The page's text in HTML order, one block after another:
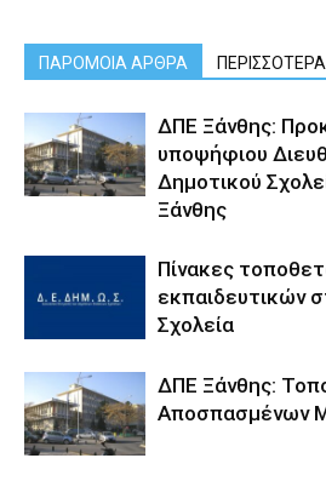
ΠΑΡΟΜΟΙΑ ΑΡΘΡΑ
ΔΠΕ Ξάνθης:
υποψήφιου
Δημοτικού
Ξάνθης
Πίνακες
εκπαιδευτικών
Σχολεία
ΔΠΕ Ξάνθης:
Αποσπασμένων